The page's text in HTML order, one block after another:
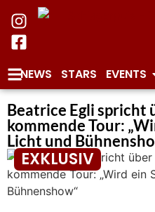
NEWS STARS EVENTS
Beatrice Egli spricht
kommende Tour:
Licht und
EXKLUSIV